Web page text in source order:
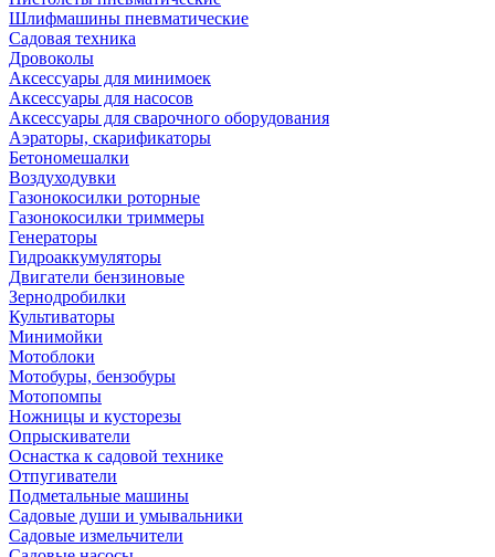
Шлифмашины пневматические
Садовая техника
Дровоколы
Аксессуары для минимоек
Аксессуары для насосов
Аксессуары для сварочного оборудования
Аэраторы, скарификаторы
Бетономешалки
Воздуходувки
Газонокосилки роторные
Газонокосилки триммеры
Генераторы
Гидроаккумуляторы
Двигатели бензиновые
Зернодробилки
Культиваторы
Минимойки
Мотоблоки
Мотобуры, бензобуры
Мотопомпы
Ножницы и кусторезы
Опрыскиватели
Оснастка к садовой технике
Отпугиватели
Подметальные машины
Садовые души и умывальники
Садовые измельчители